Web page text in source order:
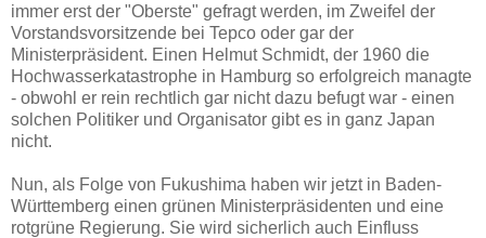
immer erst der "Oberste" gefragt werden, im Zweifel der
Vorstandsvorsitzende bei Tepco oder gar der
Ministerpräsident. Einen Helmut Schmidt, der 1960 die
Hochwasserkatastrophe in Hamburg so erfolgreich managte
- obwohl er rein rechtlich gar nicht dazu befugt war - einen
solchen Politiker und Organisator gibt es in ganz Japan
nicht.
Nun, als Folge von Fukushima haben wir jetzt in Baden-
Württemberg einen grünen Ministerpräsidenten und eine
rotgrüne Regierung. Sie wird sicherlich auch Einfluss